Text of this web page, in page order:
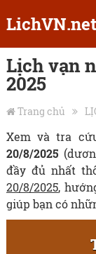
LichVN.net
Lịch vạn
2025
Trang chủ
Xem và tra
20/8/2025
đầy đủ nhất
20/8/2025,
giúp bạn có